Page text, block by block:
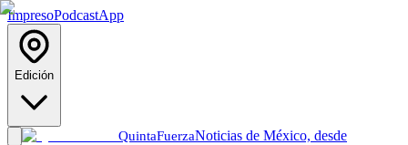
ImpresoPodcastApp
Edición
QuintaFuerzaNoticias de México, desde